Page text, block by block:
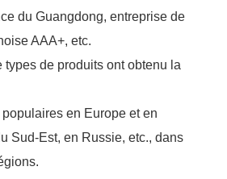
du Guangdong, entreprise de
AAA+, etc.
types de produits ont obtenu la
en Europe et en
Sud-Est, en Russie, etc., dans